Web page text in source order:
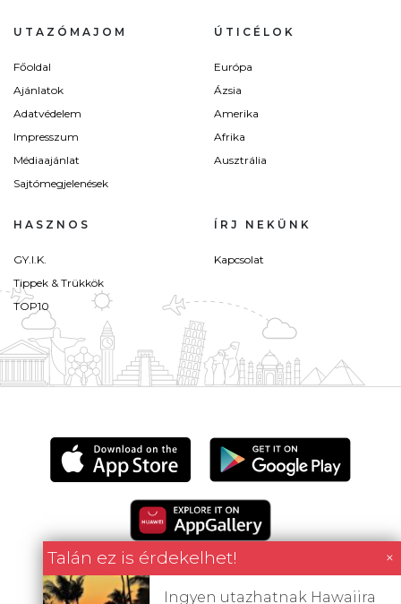
Talán ez is érdekelhet! ×
Ingyen utazhatnak Hawaiira
UTAZÓMAJOM
Főoldal
Ajánlatok
Adatvédelem
Impresszum
Médiaajánlat
Sajtómegjelenések
ÚTICÉLOK
Európa
Ázsia
Amerika
Afrika
Ausztrália
HASZNOS
GY.I.K.
Tippek & Trükkök
TOP10
ÍRJ NEKÜNK
Kapcsolat